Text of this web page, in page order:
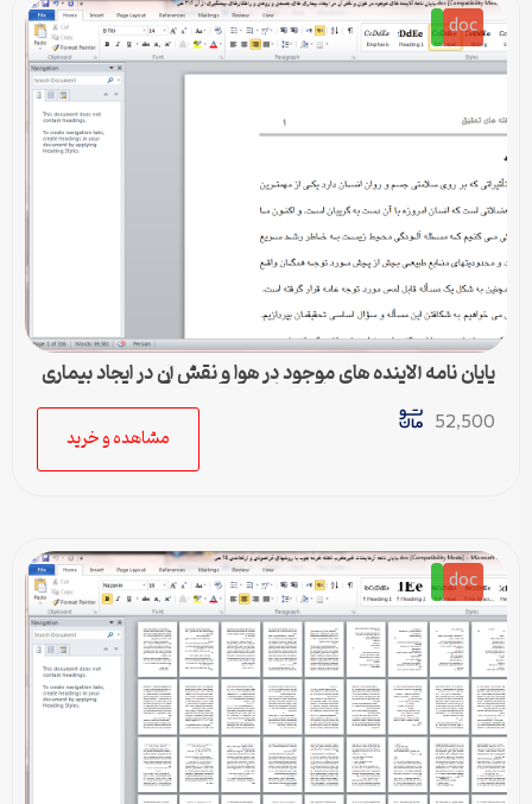
doc
پایان نامه آلاینده های موجود در هوا و نقش آن در ایجاد بیماری
های جسمی و روحی و راهکارهای پیشگیری از آن
52,500
مشاهده و خرید
doc